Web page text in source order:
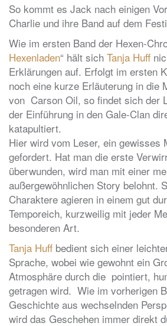
So kommt es Jack nach einigen
Charlie und ihre Band auf dem
Wie im ersten Band der Hexen-
Hexenladen“ hält sich Tanja Huff
Erklärungen auf. Erfolgt im ersten
noch eine kurze Erläuterung in die
von Carson Oil, so findet sich der
der Einführung in den Gale-Clan
katapultiert.
Hier wird vom Leser, ein gewisses
gefordert. Hat man die erste
überwunden, wird man mit einer
außergewöhnlichen Story belohnt.
Charaktere agieren in einem gut
Temporeich, kurzweilig mit jeder
besonderen Art.
Tanja Huff bedient sich einer
Sprache, wobei wie gewohnt ein
Atmosphäre durch die pointiert,
getragen wird. Wie im vorherigen
Geschichte aus wechselnden
wird das Geschehen immer direkt